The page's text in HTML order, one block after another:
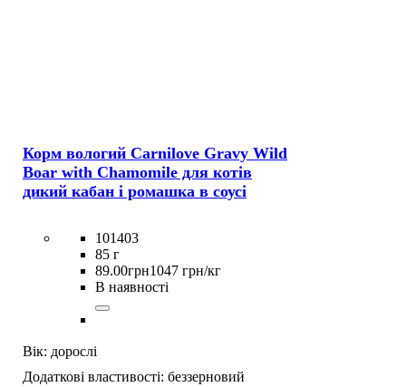
Корм вологий Carnilove Gravy Wild
Boar with Chamomile для котів
дикий кабан і ромашка в соусі
101403
85 г
89.00грн1047 грн/кг
В наявності
Вік: дорослі
Додаткові властивості: беззерновий